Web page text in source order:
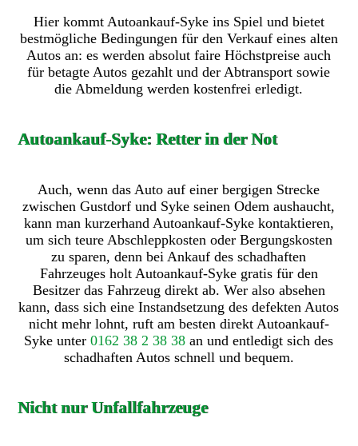
Hier kommt Autoankauf-Syke ins Spiel und bietet
bestmögliche Bedingungen für den Verkauf eines alten
Autos an: es werden absolut faire Höchstpreise auch
für betagte Autos gezahlt und der Abtransport sowie
die Abmeldung werden kostenfrei erledigt.
Autoankauf-Syke: Retter in der Not
Auch, wenn das Auto auf einer bergigen Strecke
zwischen Gustdorf und Syke seinen Odem aushaucht,
kann man kurzerhand Autoankauf-Syke kontaktieren,
um sich teure Abschleppkosten oder Bergungskosten
zu sparen, denn bei Ankauf des schadhaften
Fahrzeuges holt Autoankauf-Syke gratis für den
Besitzer das Fahrzeug direkt ab. Wer also absehen
kann, dass sich eine Instandsetzung des defekten Autos
nicht mehr lohnt, ruft am besten direkt Autoankauf-
Syke unter0162 38 2 38 38 an und entledigt sich des
schadhaften Autos schnell und bequem.
Nicht nur Unfallfahrzeuge